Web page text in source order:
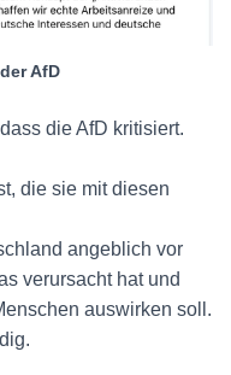
AfD
die AfD kritisiert.
die sie mit diesen
angeblich vor
verursacht hat und
auswirken soll.